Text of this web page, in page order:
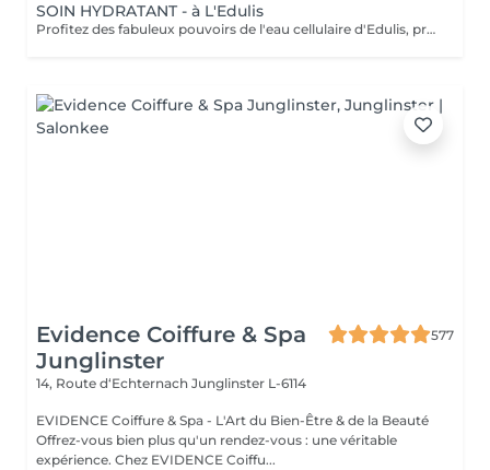
SOIN HYDRATANT - à L'Edulis
Profitez des fabuleux pouvoirs de l'eau cellulaire d'Edulis, précieuse source d'hydratation continue. Après la brumisation du Sérum concentré en eau cellulaire, le Masque Crème ressourçant se transforme en une texture soyeuse qui fond sur votre peau sous le délicat modelage de notre esthéticienne. Bénéfices : Gorgée d'eau, votre peau retrouve douceur, souplesse et éclat. Retrouvez le confort dune peau hydratée en continu.
Evidence Coiffure & Spa
Junglinster
577
14, Route d‘Echternach Junglinster L-6114
EVIDENCE Coiffure & Spa - L'Art du Bien-Être & de la Beauté
Offrez-vous bien plus qu'un rendez-vous : une véritable
expérience. Chez EVIDENCE Coiffu...